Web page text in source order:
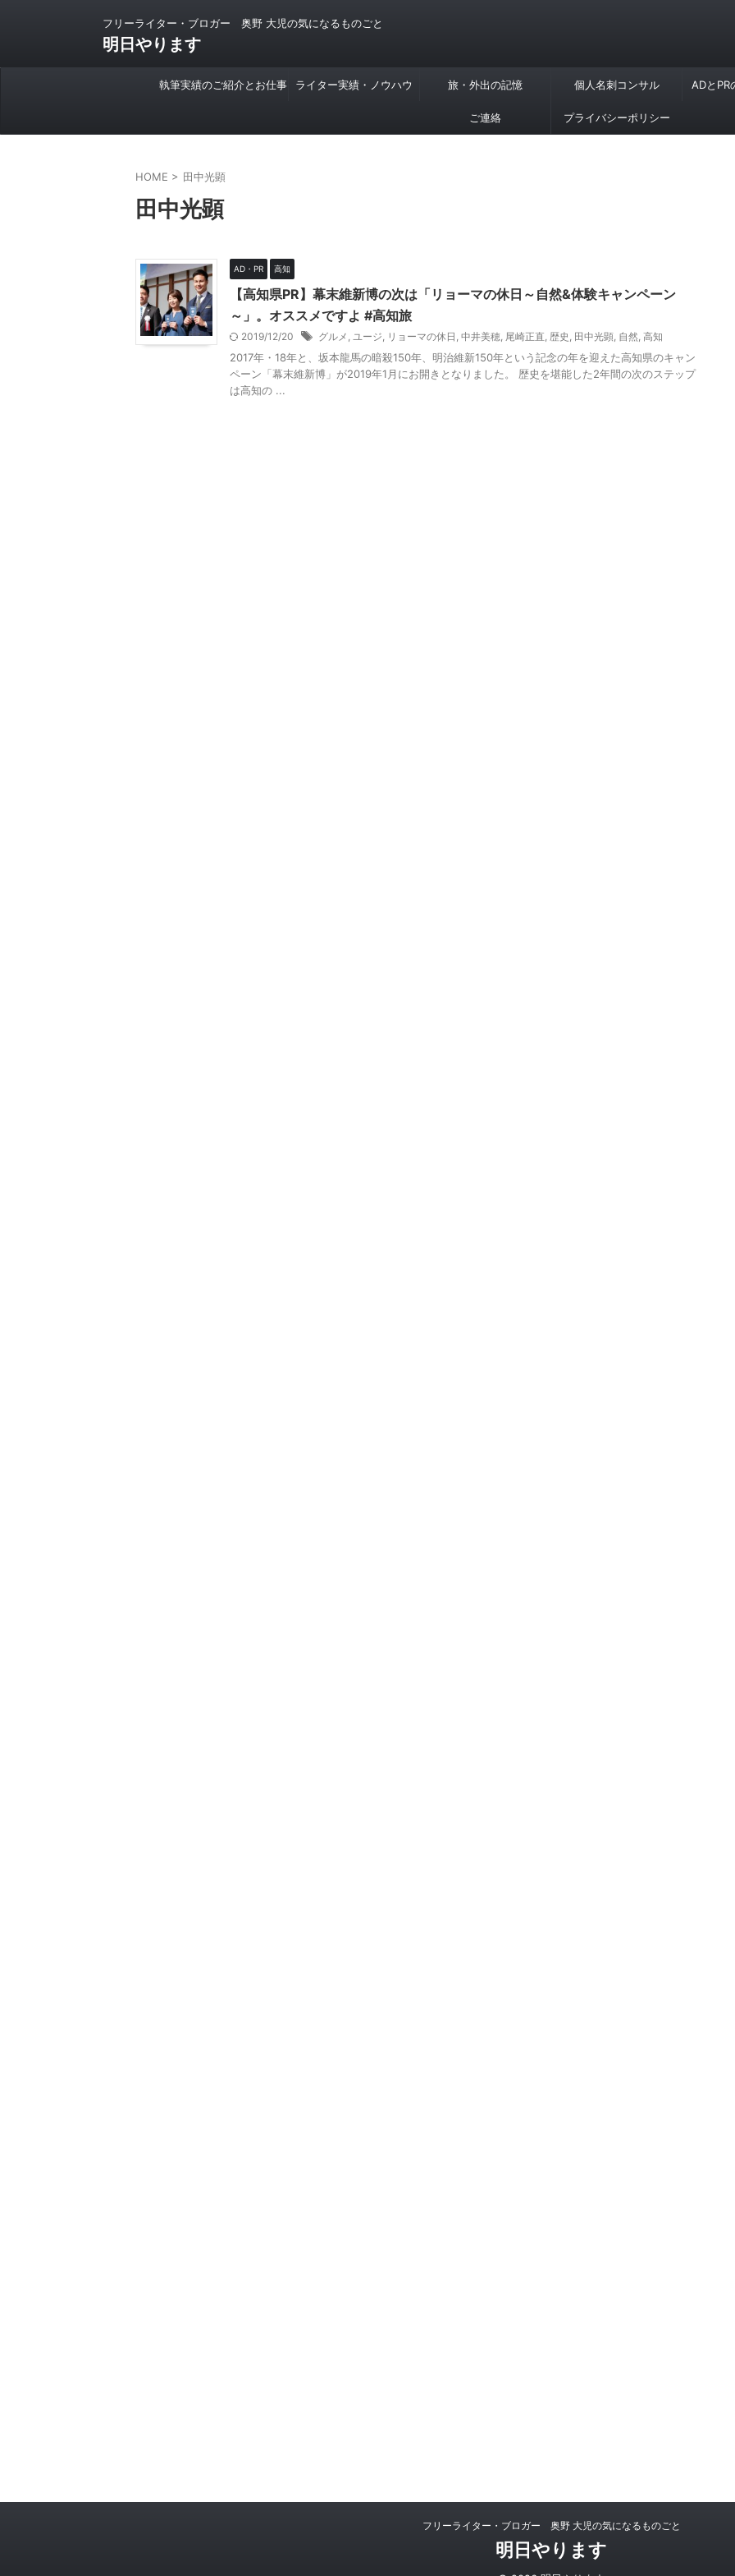
フリーライター・ブロガー 奥野 大児の気になるものごと
明日やります
執筆実績のご紹介とお仕事 ライター実績・ノウハウ 旅・外出の記憶 個人名刺コンサル ADとPR
ご連絡 プライバシーポリシー
HOME > 田中光顕
田中光顕
AD・PR 高知
【高知県PR】幕末維新博の次は「リョーマの休日～自然&体験キャンペーン
～」。オススメですよ #高知旅
2019/12/20 グルメ , ユージ, リョーマの休日 , 中井美穂, 尾崎正直, 歴史 , 田中光顕, 自然, 高知
2017年・18年と、坂本龍馬の暗殺150年、明治維新150年という記念の年を迎えた高知県のキャン
ペーン「幕末維新博」が2019年1月にお開きとなりました。 歴史を堪能した2年間の次のステップ
は高知の ...
フリーライター・ブロガー 奥野 大児の気になるものごと
明日やります